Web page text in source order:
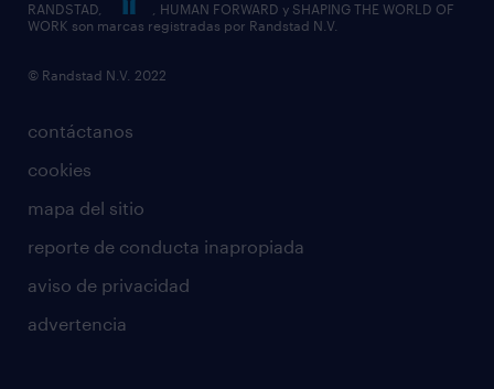
contáctanos
cookies
mapa del sitio
reporte de conducta inapropiada
aviso de privacidad
advertencia
RANDSTAD,
, HUMAN FORWARD y SHAPING THE WORLD OF
WORK son marcas registradas por Randstad N.V.
© Randstad N.V. 2022